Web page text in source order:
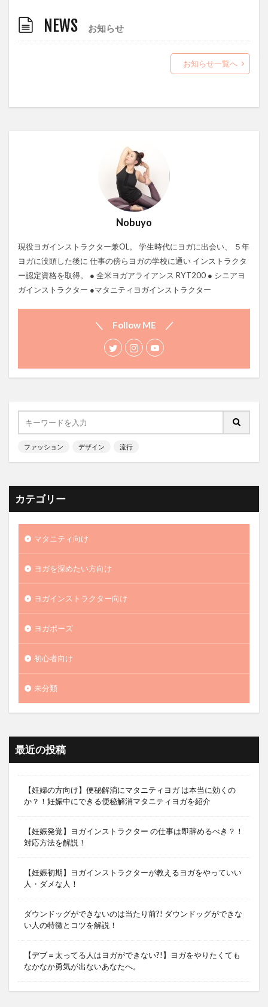
NEWS お知らせ
お知らせ一覧へ
Nobuyo
現役ヨガインストラクター兼OL。 学生時代にヨガに出会い、 ５年
ヨガに没頭した後に 仕事の傍らヨガの学校に通い インストラクタ
ー認定資格を取得。 ● 全米ヨガアライアンス RYT200 ● シニアヨ
ガインストラクター ●マタニティヨガインストラクター
＼ Follow ME ／
ファッション デザイン 流行
カテゴリー
マタニティ向け
ヨガを深めたい方向け
ヨガインストラクター向け
ヨガポーズ
初心者向け
未分類
最近の投稿
【妊婦の方向け】便秘解消にマタニティヨガ は本当に効くの
か？！妊娠中にできる便秘解消マタニティヨガを紹介
【妊娠発覚】ヨガインストラクター の仕事は即辞めるべき？！
対応方法を解説！
【妊娠初期】ヨガインストラクターが教えるヨガをやっていい
人・ダメな人！
ダウンドッグができないのは当たり前?! ダウンドッグができな
い人の特徴とコツを解説！
【デブ＝太ってる人はヨガができない?!】ヨガをやりたくても
なかなか勇気が出ないあなたへ。